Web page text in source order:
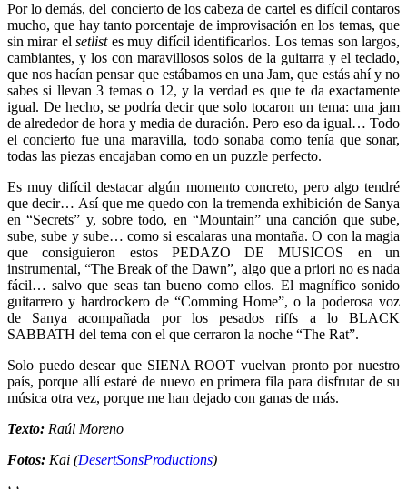
Por lo demás, del concierto de los cabeza de cartel es difícil contaros
mucho, que hay tanto porcentaje de improvisación en los temas, que
sin mirar elsetlistes muy difícil identificarlos. Los temas son largos,
cambiantes, y los con maravillosos solos de la guitarra y el teclado,
que nos hacían pensar que estábamos en una Jam, que estás ahí y no
sabes si llevan 3 temas o 12, y la verdad es que te da exactamente
igual. De hecho, se podría decir que solo tocaron un tema: una jam
de alrededor de hora y media de duración. Pero eso da igual… Todo
el concierto fue una maravilla, todo sonaba como tenía que sonar,
todas las piezas encajaban como en un puzzle perfecto.
Es muy difícil destacar algún momento concreto, pero algo tendré
que decir… Así que me quedo con la tremenda exhibición de Sanya
en “Secrets” y, sobre todo, en “Mountain” una canción que sube,
sube, sube y sube… como si escalaras una montaña. O con la magia
que consiguieron estos PEDAZO DE MUSICOS en un
instrumental, “The Break of the Dawn”, algo que a priori no es nada
fácil… salvo que seas tan bueno como ellos. El magnífico sonido
guitarrero y hardrockero de “Comming Home”, o la poderosa voz
de Sanya acompañada por los pesados riffs a lo BLACK
SABBATH del tema con el que cerraron la noche “The Rat”.
Solo puedo desear que SIENA ROOT vuelvan pronto por nuestro
país, porque allí estaré de nuevo en primera fila para disfrutar de su
música otra vez, porque me han dejado con ganas de más.
Texto: Raúl Moreno
Fotos: Kai (DesertSonsProductions)
‘ ‘